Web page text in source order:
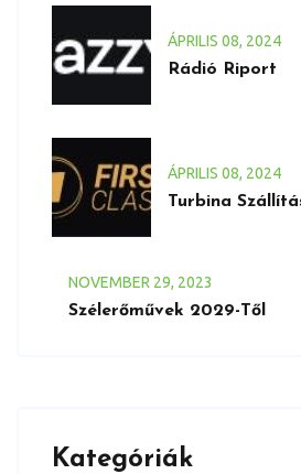
ÁPRILIS 08, 2024
Rádió Riport
ÁPRILIS 08, 2024
Turbina
NOVEMBER 29, 2023
Szélerőművek 2029-Től
Kategóriák